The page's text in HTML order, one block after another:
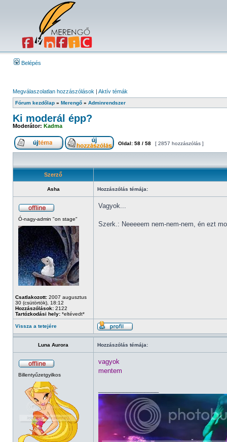
Belépés
Megválaszolatlan hozzászólások | Aktív témák
Fórum kezdőlap » Merengő » Adminrendszer
Ki moderál épp?
Moderátor: Kadma
Oldal: 58 / 58 [ 2857 hozzászólás ]
Szerző
Asha Hozzászólás témája:
Ó-nagy-admin "on stage"
Csatlakozott: 2007 augusztus
30 (csütörtök), 18:12
Hozzászólások: 2122
Tartózkodási hely: *eltévedt*
Vagyok...
Szerk.: Neeeeem nem-nem-nem, én ezt
Vissza a tetejére
Luna Aurora Hozzászólás témája:
Billentyűzetgyilkos
vagyok
mentem